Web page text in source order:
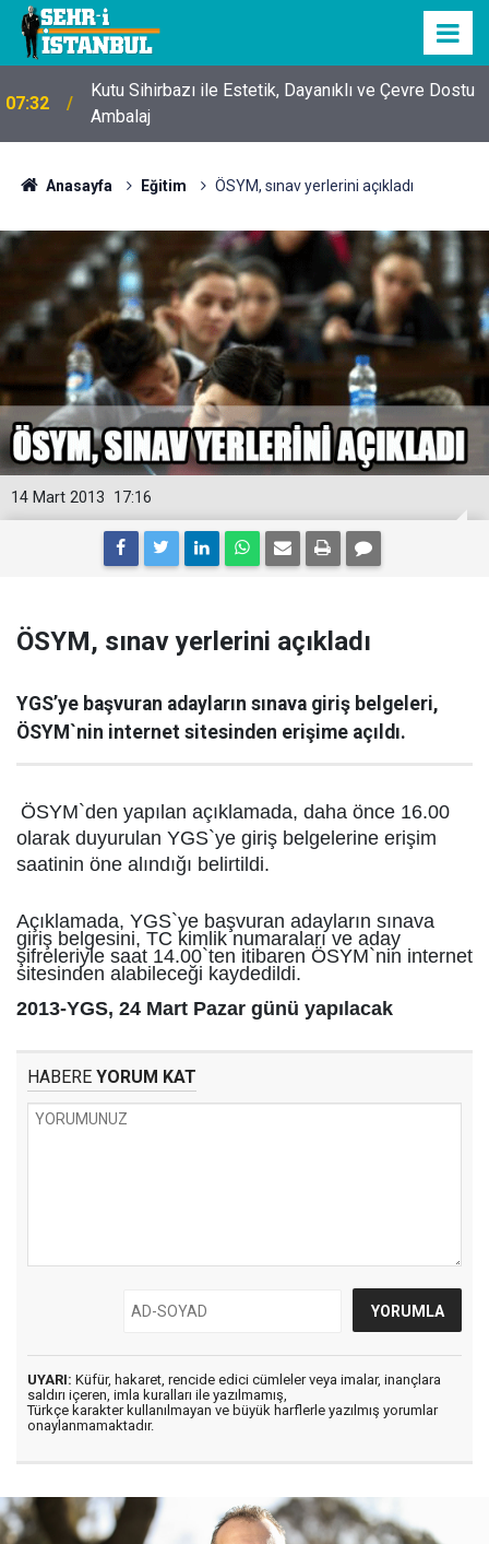
07:32
Kutu Sihirbazı ile Estetik, Dayanıklı ve Çevre Dostu
Ambalaj
Anasayfa Eğitim ÖSYM, sınav yerlerini açıkladı
17:16
14 Mart 2013
ÖSYM, sınav yerlerini açıkladı
YGS’ye başvuran adayların sınava giriş belgeleri,
ÖSYM`nin internet sitesinden erişime açıldı.
ÖSYM`den yapılan açıklamada, daha önce 16.00
olarak duyurulan YGS`ye giriş belgelerine erişim
saatinin öne alındığı belirtildi.
Açıklamada, YGS`ye başvuran adayların sınava
giriş belgesini, TC kimlik numaraları ve aday
şifreleriyle saat 14.00`ten itibaren ÖSYM`nin internet
sitesinden alabileceği kaydedildi.
2013-YGS, 24 Mart Pazar günü yapılacak
HABERE YORUM KAT
UYARI: Küfür, hakaret, rencide edici cümleler veya imalar, inançlara
saldırı içeren, imla kuralları ile yazılmamış,
Türkçe karakter kullanılmayan ve büyük harflerle yazılmış yorumlar
onaylanmamaktadır.